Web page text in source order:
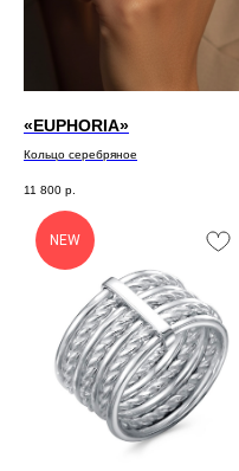
«EUPHORIA»
Кольцо серебряное
11 800 р.
NEW